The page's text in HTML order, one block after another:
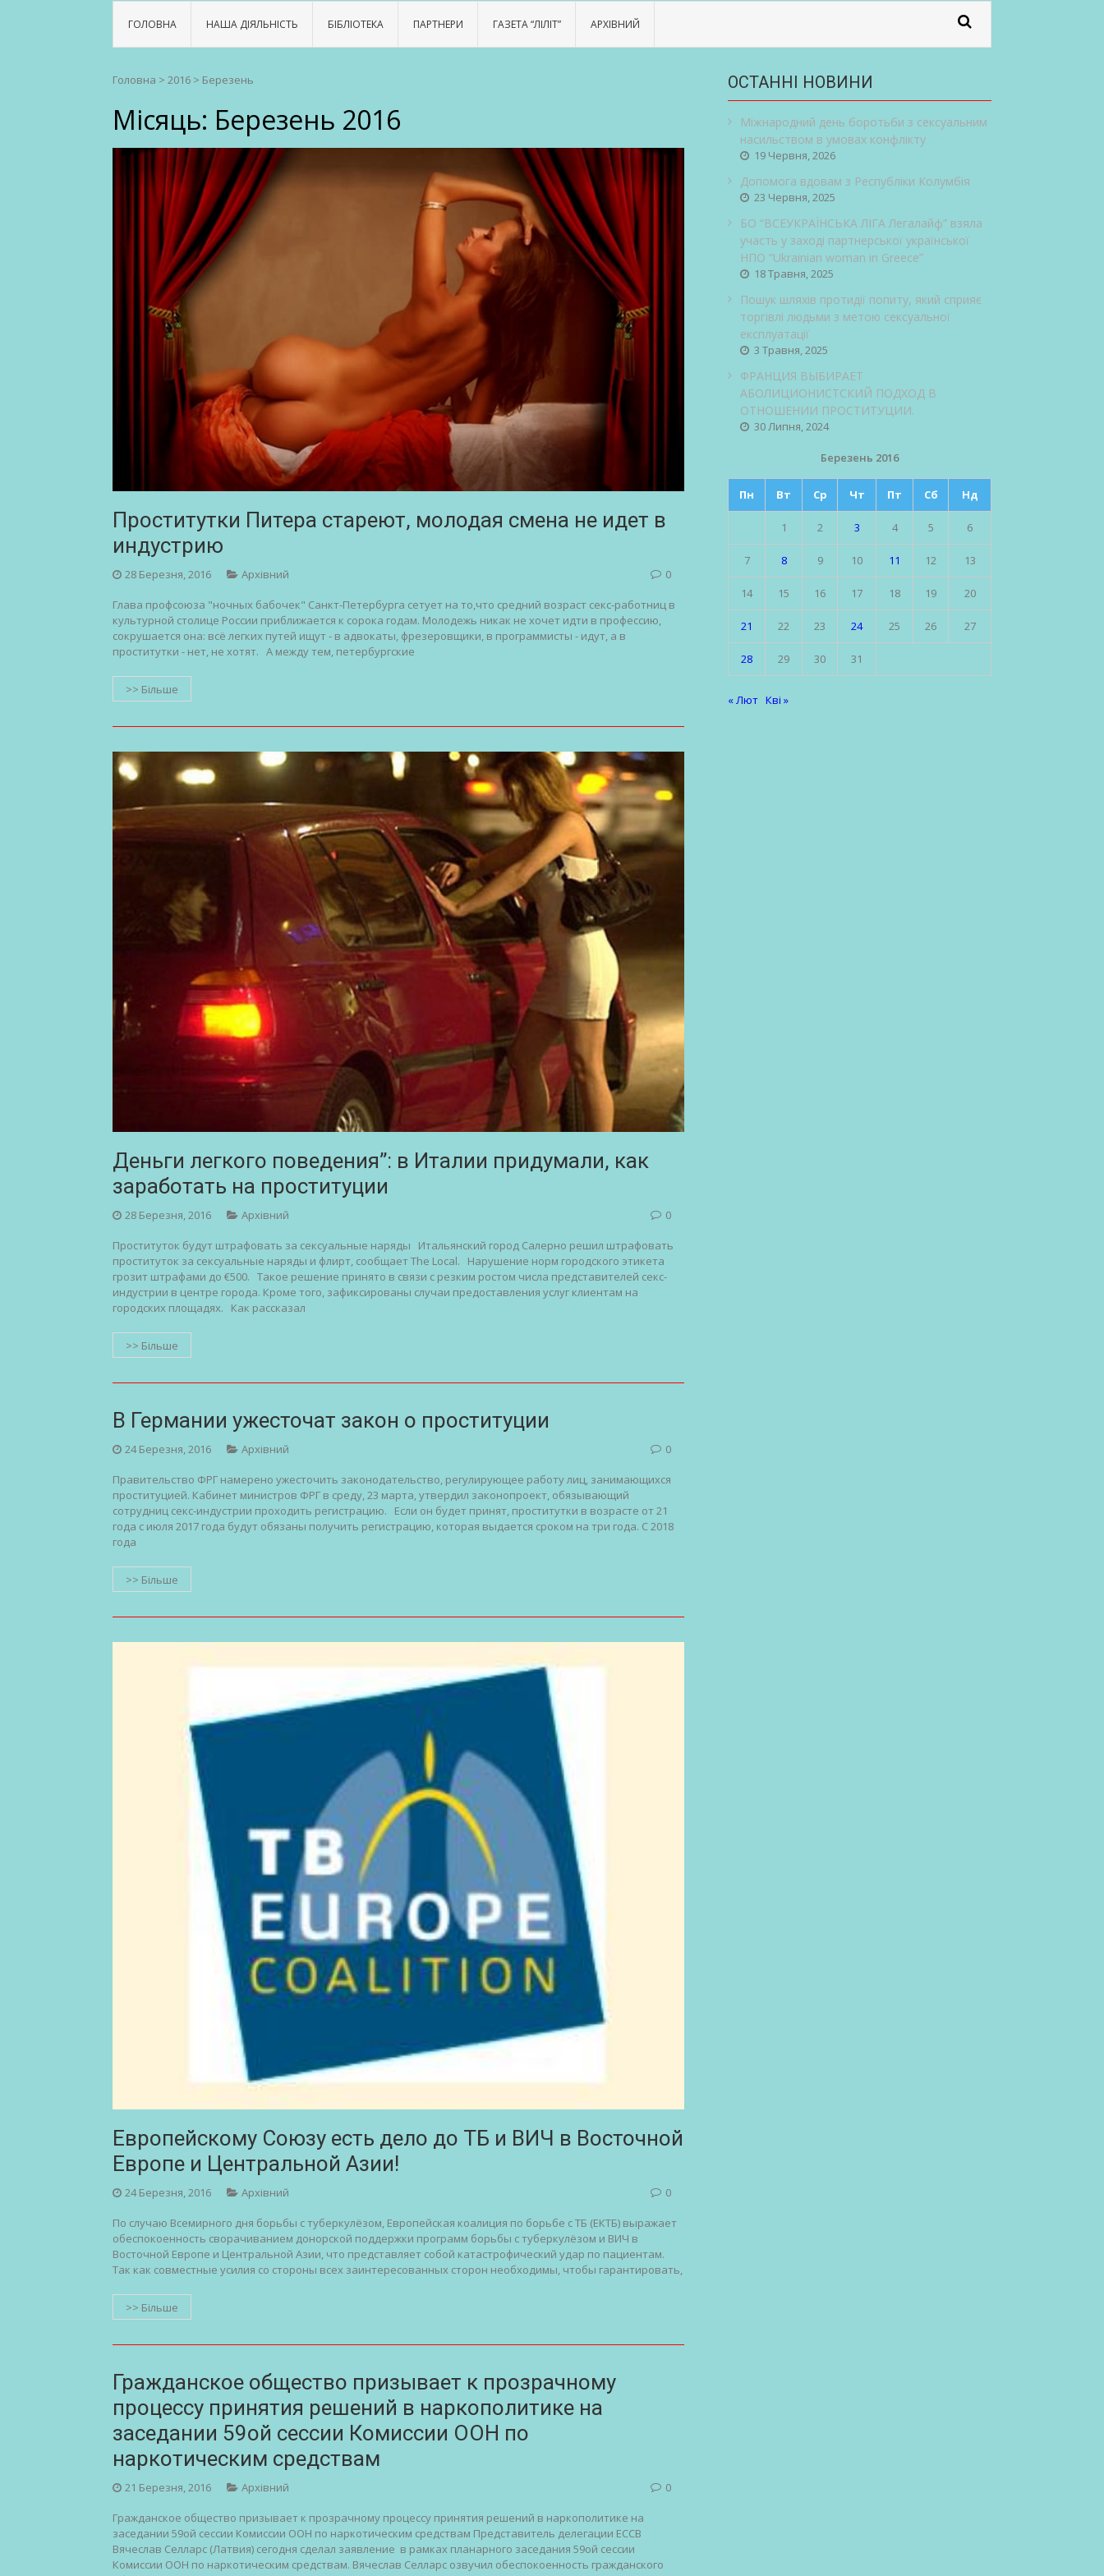
ГОЛОВНА НАША ДІЯЛЬНІСТЬ БІБЛІОТЕКА ПАРТНЕРИ ГАЗЕТА “ЛІЛІТ” АРХІВНИЙ
Головна > 2016 > Березень
Місяць: Березень 2016
Проститутки Питера стареют, молодая смена не идет в
индустрию
28 Березня, 2016 Архівний 0
Глава профсоюза "ночных бабочек" Санкт-Петербурга сетует на то,что средний возраст секс-работниц в
культурной столице России приближается к сорока годам. Молодежь никак не хочет идти в профессию,
сокрушается она: всё легких путей ищут - в адвокаты, фрезеровщики, в программисты - идут, а в
проститутки - нет, не хотят. А между тем, петербургские
>> Більше
Деньги легкого поведения”: в Италии придумали, как
заработать на проституции
28 Березня, 2016 Архівний 0
Проституток будут штрафовать за сексуальные наряды Итальянский город Салерно решил штрафовать
проституток за сексуальные наряды и флирт, сообщает The Local. Нарушение норм городского этикета
грозит штрафами до €500. Такое решение принято в связи с резким ростом числа представителей секс-
индустрии в центре города. Кроме того, зафиксированы случаи предоставления услуг клиентам на
городских площадях. Как рассказал
>> Більше
В Германии ужесточат закон о проституции
24 Березня, 2016 Архівний 0
Правительство ФРГ намерено ужесточить законодательство, регулирующее работу лиц, занимающихся
проституцией. Кабинет министров ФРГ в среду, 23 марта, утвердил законопроект, обязывающий
сотрудниц секс-индустрии проходить регистрацию. Если он будет принят, проститутки в возрасте от 21
года с июля 2017 года будут обязаны получить регистрацию, которая выдается сроком на три года. С 2018
года
>> Більше
Европейскому Союзу есть дело до ТБ и ВИЧ в Восточной
Европе и Центральной Азии!
24 Березня, 2016 Архівний 0
По случаю Всемирного дня борьбы с туберкулёзом, Европейская коалиция по борьбе с ТБ (ЕКТБ) выражает
обеспокоенность сворачиванием донорской поддержки программ борьбы с туберкулёзом и ВИЧ в
Восточной Европе и Центральной Азии, что представляет собой катастрофический удар по пациентам.
Так как совместные усилия со стороны всех заинтересованных сторон необходимы, чтобы гарантировать,
>> Більше
Гражданское общество призывает к прозрачному
процессу принятия решений в наркополитике на
заседании 59ой сессии Комиссии ООН по
наркотическим средствам
21 Березня, 2016 Архівний 0
Гражданское общество призывает к прозрачному процессу принятия решений в наркополитике на
заседании 59ой сессии Комиссии ООН по наркотическим средствам Представитель делегации ЕССВ
Вячеслав Селларс (Латвия) сегодня сделал заявление в рамках планарного заседания 59ой сессии
Комиссии ООН по наркотическим средствам. Вячеслав Селларс озвучил обеспокоенность гражданского
ОСТАННІ НОВИНИ
Міжнародний день боротьби з сексуальним
насильством в умовах конфлікту
19 Червня, 2026
Допомога вдовам з Республіки Колумбія
23 Червня, 2025
БО “ВСЕУКРАЇНСЬКА ЛІГА Легалайф” взяла
участь у заході партнерської української
НПО “Ukrainian woman in Greece”
18 Травня, 2025
Пошук шляхів протидії попиту, який сприяє
торгівлі людьми з метою сексуальної
експлуатації
3 Травня, 2025
ФРАНЦИЯ ВЫБИРАЕТ
АБОЛИЦИОНИСТСКИЙ ПОДХОД В
ОТНОШЕНИИ ПРОСТИТУЦИИ.
30 Липня, 2024
Березень 2016
Пн Вт Ср Чт Пт Сб Нд
1 2 3 4 5 6
7 8 9 10 11 12 13
14 15 16 17 18 19 20
21 22 23 24 25 26 27
28 29 30 31
« Лют Кві »